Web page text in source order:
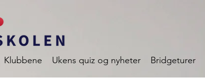
Klubbene Ukens quiz og nyheter Bridgeturer